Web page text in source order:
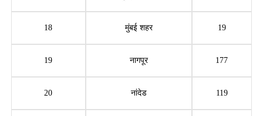
18 मुंबई शहर 19
19 नागपूर 177
20 नांदेड 119